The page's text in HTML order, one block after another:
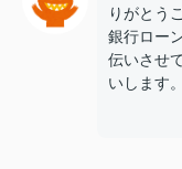
りがとう
銀行ロー
伝いさせ
いします。